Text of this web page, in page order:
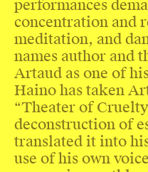
performances
concentration and
meditation, and
names author and
Artaud as one of
Haino has taken
“Theater of
deconstruction of
translated it into
use of his own